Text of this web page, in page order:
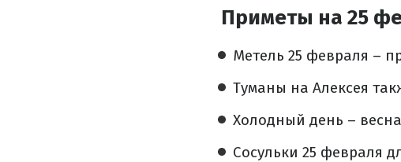
Приметы на 25
Метель 25 февраля –
Туманы на Алексея
Холодный день –
Сосульки 25 февраля